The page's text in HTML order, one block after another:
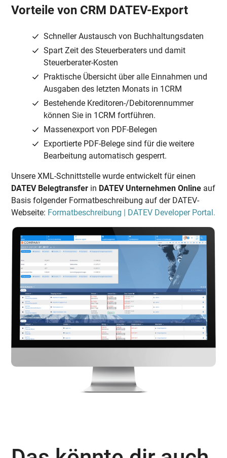
Vorteile von CRM DATEV-Export
Schneller Austausch von Buchhaltungsdaten
Spart Zeit des Steuerberaters und damit
Steuerberater-Kosten
Praktische Übersicht über alle Einnahmen und
Ausgaben des letzten Monats in 1CRM
Bestehende Kreditoren-/Debitorennummer
können Sie in 1CRM fortführen.
Massenexport von PDF-Belegen
Exportierte PDF-Belege sind für die weitere
Bearbeitung automatisch gesperrt.
Unsere XML-Schnittstelle wurde entwickelt für einen
DATEV Belegtransfer in DATEV Unternehmen Online auf
Basis folgender Formatbeschreibung auf der DATEV-
Webseite: Formatbeschreibung | DATEV Developer Portal.